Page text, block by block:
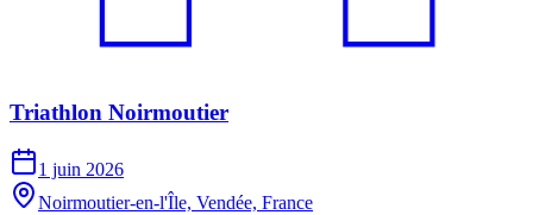
Triathlon Noirmoutier
1 juin 2026
Noirmoutier-en-l'Île, Vendée, France